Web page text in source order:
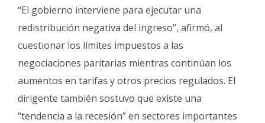
“El gobierno interviene para ejecutar una
redistribución negativa del ingreso”, afirmó, al
cuestionar los límites impuestos a las
negociaciones paritarias mientras continúan los
aumentos en tarifas y otros precios regulados. El
dirigente también sostuvo que existe una
“tendencia a la recesión” en sectores importantes